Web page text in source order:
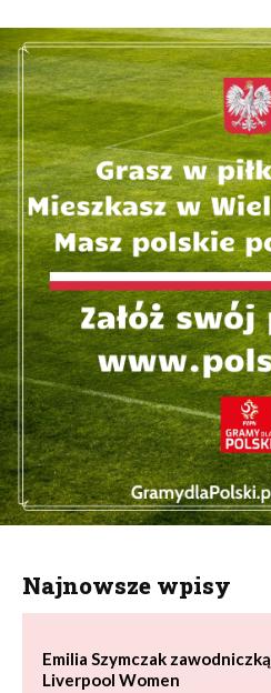
Najnowsze wpisy
Emilia Szymczak zawodniczką
Liverpool Women